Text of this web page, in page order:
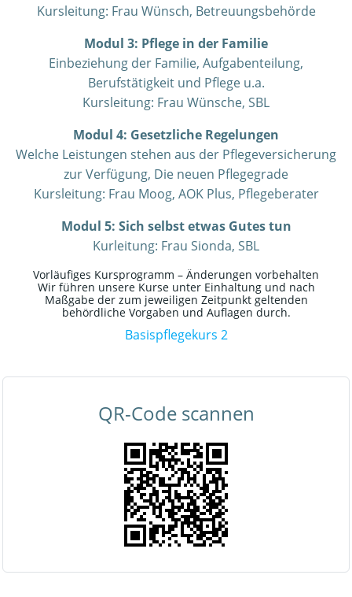
Kursleitung: Frau Wünsch, Betreuungsbehörde
Modul 3: Pflege in der Familie
Einbeziehung der Familie, Aufgabenteilung,
Berufstätigkeit und Pflege u.a.
Kursleitung: Frau Wünsche, SBL
Modul 4: Gesetzliche Regelungen
Welche Leistungen stehen aus der Pflegeversicherung
zur Verfügung, Die neuen Pflegegrade
Kursleitung: Frau Moog, AOK Plus, Pflegeberater
Modul 5: Sich selbst etwas Gutes tun
Kurleitung: Frau Sionda, SBL
Vorläufiges Kursprogramm – Änderungen vorbehalten
Wir führen unsere Kurse unter Einhaltung und nach
Maßgabe der zum jeweiligen Zeitpunkt geltenden
behördliche Vorgaben und Auflagen durch.
Basispflegekurs 2
QR-Code scannen